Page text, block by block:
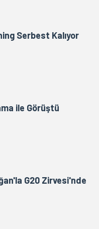
Serbest Kalıyor
ile Görüştü
G20 Zirvesi'nde